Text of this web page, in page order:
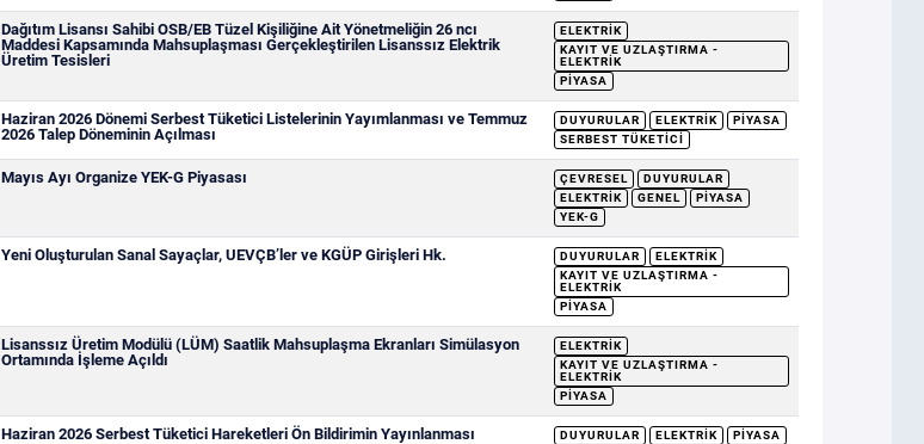
Dağıtım Lisansı Sahibi OSB/EB Tüzel Kişiliğine Ait Yönetmeliğin 26 ncı
Maddesi Kapsamında Mahsuplaşması Gerçekleştirilen Lisanssız Elektrik
Üretim Tesisleri
ELEKTRIK
KAYIT VE UZLAŞTIRMA -
ELEKTRIK
PIYASA
Haziran 2026 Dönemi Serbest Tüketici Listelerinin Yayımlanması ve Temmuz
2026 Talep Döneminin Açılması
DUYURULAR ELEKTRIK
PIYASA
SERBEST TÜKETICI
Mayıs Ayı Organize YEK-G Piyasası ÇEVRESEL
DUYURULAR
ELEKTRIK
GENEL
PIYASA
YEK-G
Yeni Oluşturulan Sanal Sayaçlar, UEVÇB’ler ve KGÜP Girişleri Hk. DUYURULAR
ELEKTRIK
KAYIT VE UZLAŞTIRMA -
ELEKTRIK
PIYASA
Lisanssız Üretim Modülü (LÜM) Saatlik Mahsuplaşma Ekranları Simülasyon
Ortamında İşleme Açıldı
ELEKTRIK
KAYIT VE UZLAŞTIRMA -
ELEKTRIK
PIYASA
Haziran 2026 Serbest Tüketici Hareketleri Ön Bildirimin Yayınlanması DUYURULAR ELEKTRIK
PIYASA